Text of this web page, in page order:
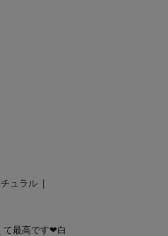
ュラル
て最高です❤︎白